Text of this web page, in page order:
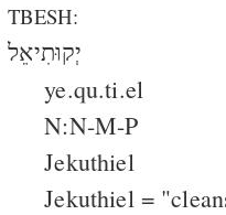
TBESH:
יְקוּתִיאֵל
ye.qu.ti.el
N:N-M-P
Jekuthiel
Jekuthiel =